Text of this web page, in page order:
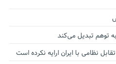
توهم تبدیل می‌کند
نظامی با ایران ارایه نکرده است